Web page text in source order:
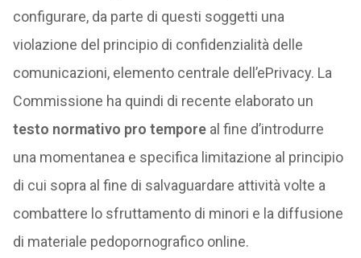
configurare, da parte di questi soggetti una
violazione del principio di confidenzialità delle
comunicazioni, elemento centrale dell’ePrivacy. La
Commissione ha quindi di recente elaborato un
testo normativo pro temporeal fine d’introdurre
una momentanea e specifica limitazione al principio
di cui sopra al fine di salvaguardare attività volte a
combattere lo sfruttamento di minori e la diffusione
di materiale pedopornografico online.